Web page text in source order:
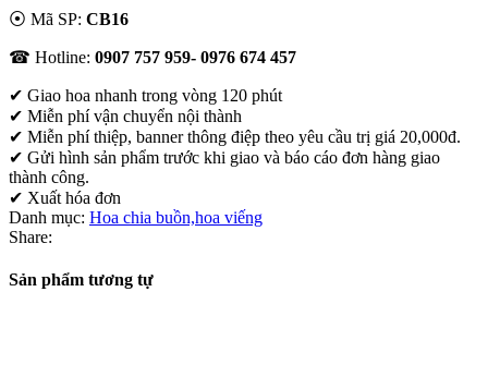
⦿ Mã SP: CB16
☎ Hotline: 0907 757 959- 0976 674 457
✔ Giao hoa nhanh trong vòng 120 phút
✔ Miễn phí vận chuyển nội thành
✔ Miễn phí thiệp, banner thông điệp theo yêu cầu trị giá 20,000đ.
✔ Gửi hình sản phẩm trước khi giao và báo cáo đơn hàng giao
thành công.
✔ Xuất hóa đơn
Danh mục: Hoa chia buồn,hoa viếng
Share:
Sản phẩm tương tự